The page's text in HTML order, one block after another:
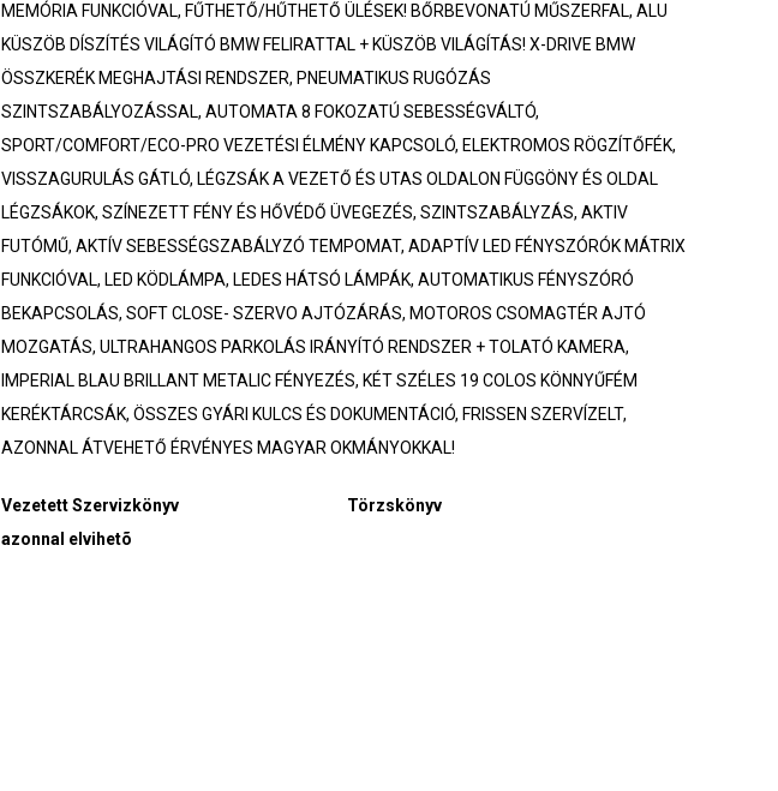
MEMÓRIA FUNKCIÓVAL, FŰTHETŐ/HŰTHETŐ ÜLÉSEK! BŐRBEVONATÚ MŰSZERFAL, ALU
KÜSZÖB DÍSZÍTÉS VILÁGÍTÓ BMW FELIRATTAL + KÜSZÖB VILÁGÍTÁS! X-DRIVE BMW
ÖSSZKERÉK MEGHAJTÁSI RENDSZER, PNEUMATIKUS RUGÓZÁS
SZINTSZABÁLYOZÁSSAL, AUTOMATA 8 FOKOZATÚ SEBESSÉGVÁLTÓ,
SPORT/COMFORT/ECO-PRO VEZETÉSI ÉLMÉNY KAPCSOLÓ, ELEKTROMOS RÖGZÍTŐFÉK,
VISSZAGURULÁS GÁTLÓ, LÉGZSÁK A VEZETŐ ÉS UTAS OLDALON FÜGGÖNY ÉS OLDAL
LÉGZSÁKOK, SZÍNEZETT FÉNY ÉS HŐVÉDŐ ÜVEGEZÉS, SZINTSZABÁLYZÁS, AKTIV
FUTÓMŰ, AKTÍV SEBESSÉGSZABÁLYZÓ TEMPOMAT, ADAPTÍV LED FÉNYSZÓRÓK MÁTRIX
FUNKCIÓVAL, LED KÖDLÁMPA, LEDES HÁTSÓ LÁMPÁK, AUTOMATIKUS FÉNYSZÓRÓ
BEKAPCSOLÁS, SOFT CLOSE- SZERVO AJTÓZÁRÁS, MOTOROS CSOMAGTÉR AJTÓ
MOZGATÁS, ULTRAHANGOS PARKOLÁS IRÁNYÍTÓ RENDSZER + TOLATÓ KAMERA,
IMPERIAL BLAU BRILLANT METALIC FÉNYEZÉS, KÉT SZÉLES 19 COLOS KÖNNYŰFÉM
KERÉKTÁRCSÁK, ÖSSZES GYÁRI KULCS ÉS DOKUMENTÁCIÓ, FRISSEN SZERVÍZELT,
AZONNAL ÁTVEHETŐ ÉRVÉNYES MAGYAR OKMÁNYOKKAL!
Vezetett Szervizkönyv
Törzskönyv
azonnal elvihetõ